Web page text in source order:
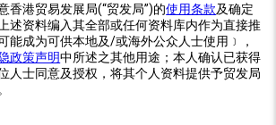
香港贸易发展局(“贸发局”)的使用条款及确定
述资料编入其全部或任何资料库内作为直接推
能成为可供本地及/或海外公众人士使用﹞，
政策声明中所述之其他用途；本人确认已获得
人士同意及授权，将其个人资料提供予贸发局